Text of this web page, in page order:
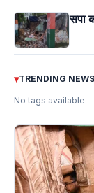
सपा
▾TRENDING NEWS
No tags available